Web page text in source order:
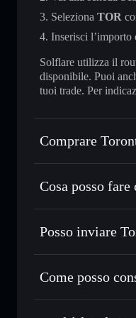
Seleziona TOR
Inserisci l’importo
Solflare utilizza il
disponibile. Puoi
tuoi trade. Per
Comprare
Toronto token
Cosa posso
Toronto
Scambiare
privacy
Monitorare in
Posso inviare
wallet Solflare
Come posso